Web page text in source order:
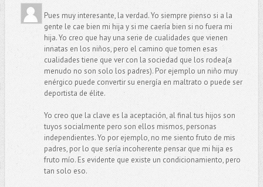
Pues muy interesante, la verdad. Yo siempre pienso si a la
gente le cae bien mi hija y si me caería bien si no fuera mi
hija. Yo creo que hay una serie de cualidades que vienen
innatas en los niños, pero el camino que tomen esas
cualidades tiene que ver con la sociedad que los rodea(a
menudo no son solo los padres). Por ejemplo un niño muy
enérgico puede convertir su energía en maltrato o puede ser
deportista de élite.
Yo creo que la clave es la aceptación, al final tus hijos son
tuyos socialmente pero son ellos mismos, personas
independientes. Yo por ejemplo, no me siento fruto de mis
padres, por lo que sería incoherente pensar que mi hija es
fruto mío. Es evidente que existe un condicionamiento, pero
tan solo eso.